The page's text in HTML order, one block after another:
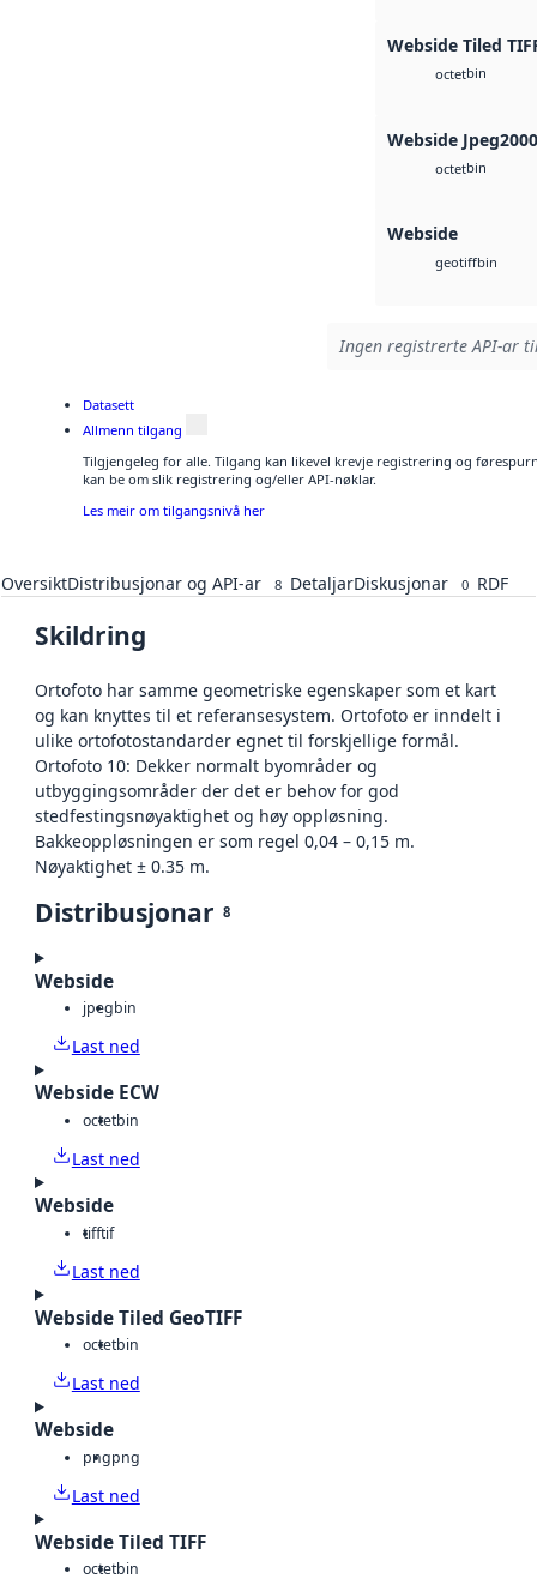
Webside Tiled
octetbin
Webside Jpeg2000
octetbin
Webside
geotiffbin
Ingen registrerte API-ar
Datasett
Allmenn tilgang
Tilgjengeleg for alle. Tilgang kan likevel krevje registrering og
kan be om slik registrering og/eller API-nøklar.
Les meir om tilgangsnivå her
OversiktDistribusjonar og API-ar 8 DetaljarDiskusjonar 0 RDF
Skildring
Ortofoto har samme geometriske egenskaper som et kart
og kan knyttes til et referansesystem. Ortofoto er inndelt i
ulike ortofotostandarder egnet til forskjellige formål.
Ortofoto 10: Dekker normalt byområder og
utbyggingsområder der det er behov for god
stedfestingsnøyaktighet og høy oppløsning.
Bakkeoppløsningen er som regel 0,04 – 0,15 m.
Nøyaktighet ± 0.35 m.
Distribusjonar 8
Webside
jpegbin
Last ned
Webside ECW
octetbin
Last ned
Webside
tifftif
Last ned
Webside Tiled GeoTIFF
octetbin
Last ned
Webside
pngpng
Last ned
Webside Tiled TIFF
octetbin